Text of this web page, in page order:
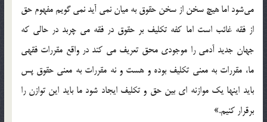
مي‎شود اما هيچ سخن از سخن حقوق به ميان نمي آيد نمي گويم مفهوم حق
از فقه غائب است اما كفه تكليف بر حقوق در فقه مي چربد در حالي كه
جهان جديد آدمي را موجودي محق تعريف مي كند در واقع مقررات فقهي
ما، مقررات به معني تكليف بوده و هست و نه مقررات به معني حقوق پس
بايد اينها يك موازنه اي بين حق و تكليف ايجاد شود ما بايد اين توازن را
برقرار كنيم.»